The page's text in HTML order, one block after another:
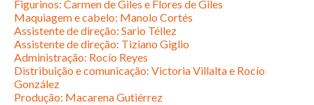
Figurinos: Carmen de Giles e Flores de Giles
Maquiagem e cabelo: Manolo Cortés
Assistente de direção: Sario Téllez
Assistente de direção: Tiziano Giglio
Administração: Rocío Reyes
Distribuição e comunicação: Victoria Villalta e Rocío
González
Produção: Macarena Gutiérrez